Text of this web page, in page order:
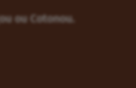
ou Cotonou.